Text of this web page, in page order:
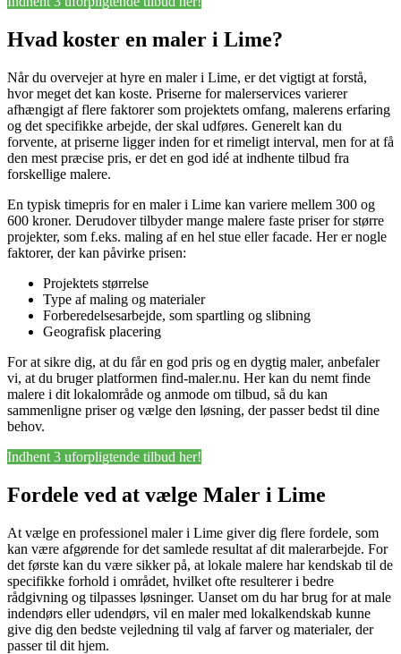
Hvad koster en maler i Lime?
Når du overvejer at hyre en maler i Lime, er det vigtigt at forstå,
hvor meget det kan koste. Priserne for malerservices varierer
afhængigt af flere faktorer som projektets omfang, malerens erfaring
og det specifikke arbejde, der skal udføres. Generelt kan du
forvente, at priserne ligger inden for et rimeligt interval, men for at få
den mest præcise pris, er det en god idé at indhente tilbud fra
forskellige malere.
En typisk timepris for en maler i Lime kan variere mellem 300 og
600 kroner. Derudover tilbyder mange malere faste priser for større
projekter, som f.eks. maling af en hel stue eller facade. Her er nogle
faktorer, der kan påvirke prisen:
Projektets størrelse
Type af maling og materialer
Forberedelsesarbejde, som spartling og slibning
Geografisk placering
For at sikre dig, at du får en god pris og en dygtig maler, anbefaler
vi, at du bruger platformen find-maler.nu. Her kan du nemt finde
malere i dit lokalområde og anmode om tilbud, så du kan
sammenligne priser og vælge den løsning, der passer bedst til dine
behov.
Indhent 3 uforpligtende tilbud her!
Fordele ved at vælge Maler i Lime
At vælge en professionel maler i Lime giver dig flere fordele, som
kan være afgørende for det samlede resultat af dit malerarbejde. For
det første kan du være sikker på, at lokale malere har kendskab til de
specifikke forhold i området, hvilket ofte resulterer i bedre
rådgivning og tilpasses løsninger. Uanset om du har brug for at male
indendørs eller udendørs, vil en maler med lokalkendskab kunne
give dig den bedste vejledning til valg af farver og materialer, der
passer til dit hjem.